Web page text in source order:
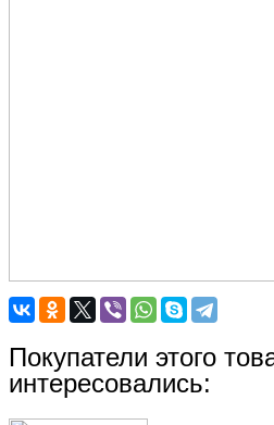
Покупатели этого
интересовались: